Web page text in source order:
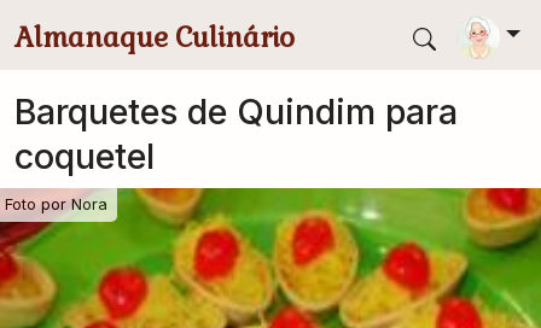
Almanaque Culinário
Barquetes de Quindim para
coquetel
Foto por Nora